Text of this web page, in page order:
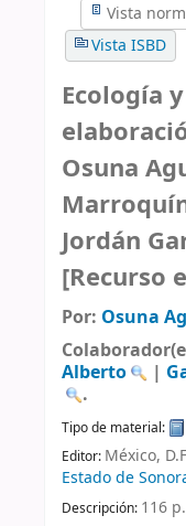
Vista
Vista ISBD
Ecología
Osuna
Jordán
[Recurso
Por: Osuna
Alberto
|
.
Tipo de material:
Editor: México,
Estado de
Descripción: 116 p.